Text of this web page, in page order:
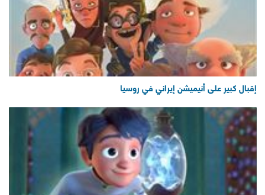
إقبال كبير على أنيميشن إيراني في روسيا